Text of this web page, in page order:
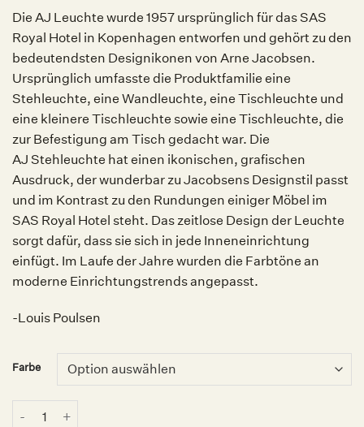
Die AJ Leuchte wurde 1957 ursprünglich für das SAS
Royal Hotel in Kopenhagen entworfen und gehört zu den
bedeutendsten Designikonen von Arne Jacobsen.
Ursprünglich umfasste die Produktfamilie eine
Stehleuchte, eine Wandleuchte, eine Tischleuchte und
eine kleinere Tischleuchte sowie eine Tischleuchte, die
zur Befestigung am Tisch gedacht war. Die
AJ Stehleuchte hat einen ikonischen, grafischen
Ausdruck, der wunderbar zu Jacobsens Designstil passt
und im Kontrast zu den Rundungen einiger Möbel im
SAS Royal Hotel steht. Das zeitlose Design der Leuchte
sorgt dafür, dass sie sich in jede Inneneinrichtung
einfügt. Im Laufe der Jahre wurden die Farbtöne an
moderne Einrichtungstrends angepasst.
-Louis Poulsen
Farbe